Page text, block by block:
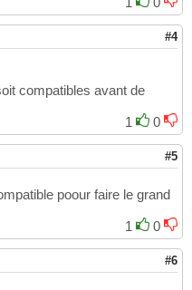
#4
compatibles avant de
1
0
#5
poour faire le grand
1
0
#6